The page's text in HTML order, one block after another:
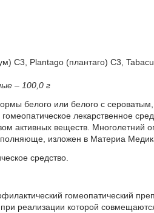
С3, Plantago (план­та­го) С3,
– 100,0 г
белого или белого с сероватым,
лекарственное
активных веществ. Многолетний
изложен в Материа
средство.
гомеопатический
реализации которой